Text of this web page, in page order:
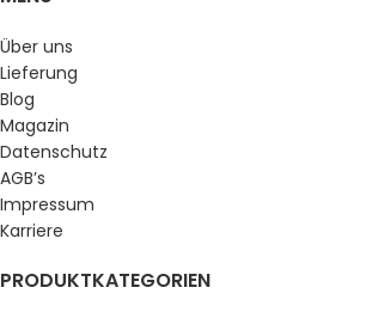
Über uns
Lieferung
Blog
Magazin
Datenschutz
AGB’s
Impressum
Karriere
PRODUKTKATEGORIEN